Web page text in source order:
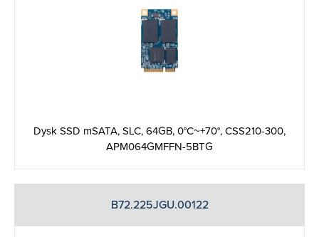
Dysk SSD mSATA, SLC, 64GB, 0°C~+70°, CSS210-300,
APM064GMFFN-5BTG
B72.225JGU.00122